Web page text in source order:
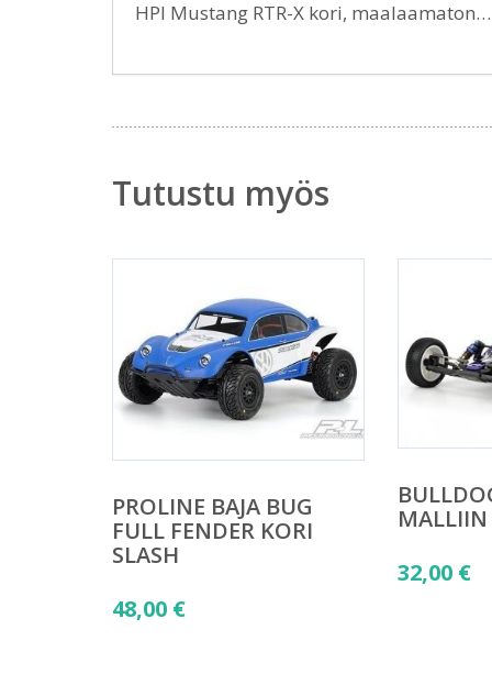
HPI Mustang RTR-X kori, maalaamaton…
Tutustu myös
PROLINE BAJA BUG
FULL FENDER KORI
SLASH
48,00 €
MALLIIN
32,00 €